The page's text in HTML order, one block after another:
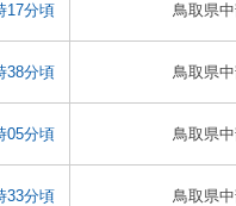
17分頃 鳥取県
38分頃 鳥取県
05分頃 鳥取県
33分頃 鳥取県